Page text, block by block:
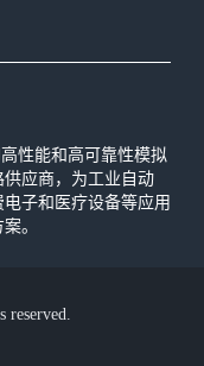
性能和高可靠性模拟
应商，为工业自动
子和医疗设备等应用
。
reserved.